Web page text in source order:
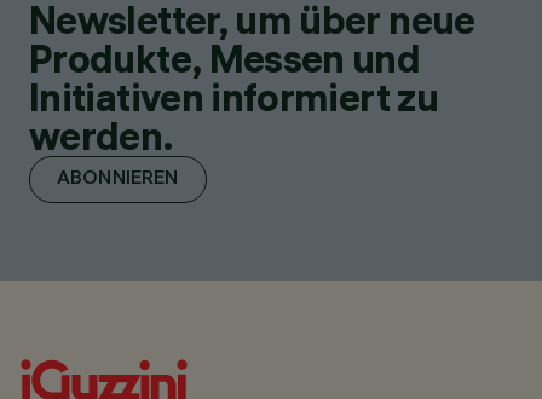
Newsletter, um über neue
Produkte, Messen und
Initiativen informiert zu
werden.
ABONNIEREN